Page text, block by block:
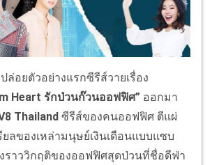
ปล่อยตัวอย่างแรกซีรีส์วายเรื่อง
Heart รักป่วนก๊วนออฟฟิศ” ออกมา
Thailand ซีรีส์ของคนออฟฟิศ ตีแผ่
ลของเหล่ามนุษย์เงินเดือนแบบแซบ
งราววิกฤติของออฟฟิศสุดป่วนที่ชื่อดีฟ่า